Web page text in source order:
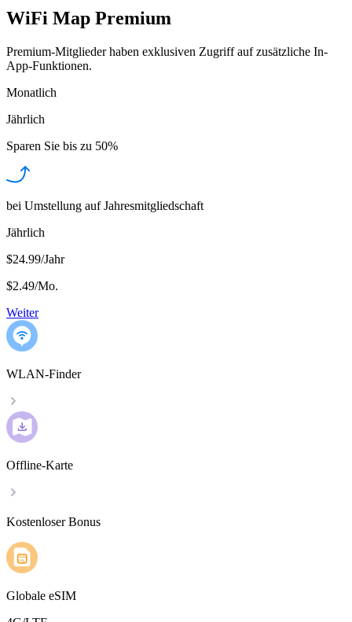
WiFi Map Premium
Premium-Mitglieder haben exklusiven Zugriff auf zusätzliche In-
App-Funktionen.
Monatlich
Jährlich
Sparen Sie bis zu 50%
bei Umstellung auf Jahresmitgliedschaft
Jährlich
$24.99/Jahr
$2.49/Mo.
Weiter
WLAN-Finder
Offline-Karte
Kostenloser Bonus
Globale eSIM